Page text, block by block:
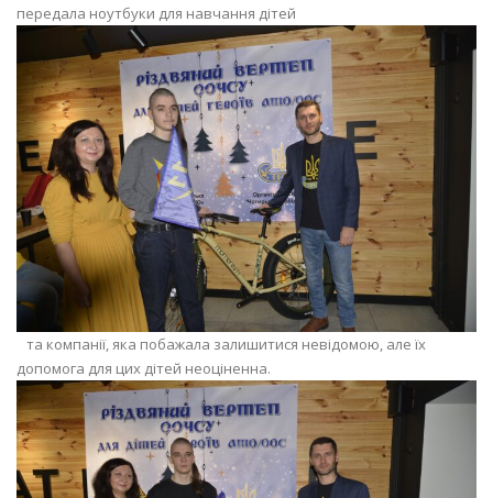
передала ноутбуки для навчання дітей
та компанії, яка побажала залишитися невідомою, але їх
допомога для цих дітей неоціненна.